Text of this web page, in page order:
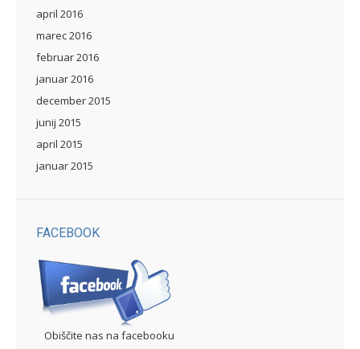
april 2016
marec 2016
februar 2016
januar 2016
december 2015
junij 2015
april 2015
januar 2015
FACEBOOK
Obiščite nas na facebooku